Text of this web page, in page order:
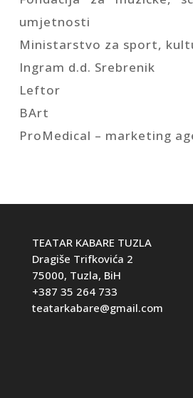
umjetnosti
Ministarstvo za sport,
Ingram d.d. Srebrenik
Leftor
BArt
ProMedical – marketing
TEATAR KABARE TUZLA
Dragiše Trifkovića 2
75000, Tuzla, BiH
+387 35 264 733
teatarkabare@gmail.com